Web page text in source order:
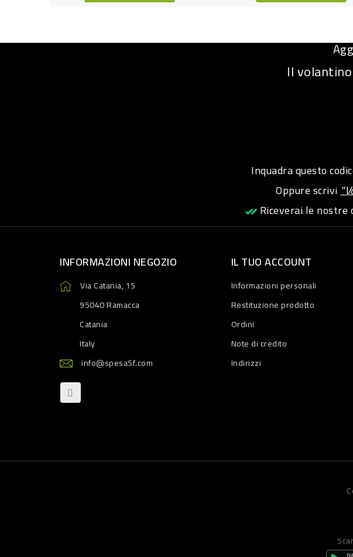
Il
Inquadra questo
Oppure scrivi
Riceverai le
INFORMAZIONI NEGOZIO
Via Catania, 15
95040 Ramacca
Catania
Italy
info@spesa5f.com
IL TUO ACCOUNT
Informazioni personali
Restituzione prodotto
Ordini
Note di credito
Indirizzi